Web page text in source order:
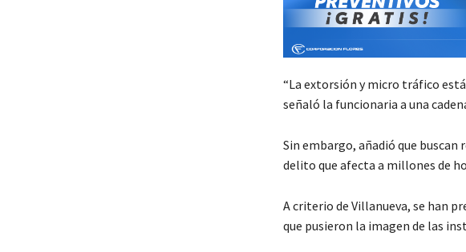
“La extorsión y micro tráfico
señaló la funcionaria a una
Sin embargo, añadió que
delito que afecta a millones de
A criterio de Villanueva, se han
que pusieron la imagen de las